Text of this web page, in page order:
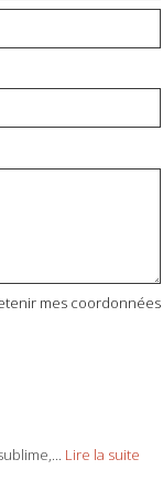
mes coordonnées
Lire la suite